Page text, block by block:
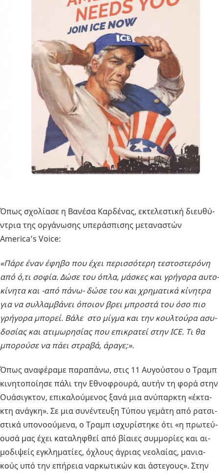
Όπως σχο­λί­α­σε η Βα­νέ­σα Καρ­δέ­νας, εκτε­λε­στι­κή διευ­θύ­
ντρια της ορ­γά­νω­σης υπε­ρά­σπι­σης με­τα­να­στών
America’s Voice:
«Πάρε έναν έφηβο που έχει πε­ρισ­σό­τε­ρη τε­στο­στε­ρό­νη
από ό,τι σοφία. Δώσε του όπλα, μά­σκες και γρή­γο­ρα αυ­το­
κί­νη­τα και -από πάνω- δώσε του και χρη­μα­τι­κά κί­νη­τρα
για να συλ­λαμ­βά­νει όποιον βρει μπρο­στά του όσο πιο
γρή­γο­ρα μπο­ρεί. Βάλε στο μίγμα και την κουλ­τού­ρα ασυ­
δο­σί­ας και ατι­μω­ρη­σί­ας που επι­κρα­τεί στην ICE. Τι θα
μπο­ρού­σε να πάει στρα­βά, άραγε;».
Όπως ανα­φέ­ρα­με πα­ρα­πά­νω, στις 11 Αυ­γού­στου ο Τραμπ
κι­νη­το­ποί­η­σε πάλι την Εθνο­φρου­ρά, αυτήν τη φορά στην
Ουά­σιγ­κτον, επι­κα­λού­με­νος ξανά μια ανύ­παρ­κτη «έκτα­
κτη ανά­γκη». Σε μια συ­νέ­ντευ­ξη Τύπου γε­μά­τη από ρα­τσι­
στι­κά υπο­νο­ού­με­να, ο Τραμπ ισχυ­ρί­στη­κε ότι «η πρω­τεύ­
ου­σά μας έχει κα­τα­λη­φθεί από βί­αιες συμ­μο­ρί­ες και αι­
μο­δι­ψείς εγκλη­μα­τί­ες, όχλους άγριας νε­ο­λαί­ας, μα­νια­
κούς υπό την επή­ρεια ναρ­κω­τι­κών και άστε­γους». Στην